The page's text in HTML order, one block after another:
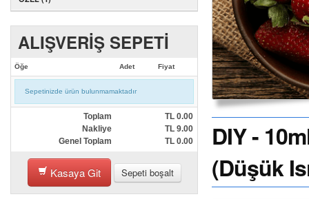
ALIŞVERİŞ SEPETİ
Öğe Adet Fiyat
Sepetinizde ürün bulunmamaktadır
Toplam TL 0.00
Nakliye
TL 9.00
Genel Toplam
TL 0.00
Kasaya Git Sepeti boşalt
DIY -
(Düşük